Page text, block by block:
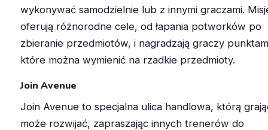
wykonywać samodzielnie lub z innymi graczami.
oferują różnorodne cele, od łapania potworków po
zbieranie przedmiotów, i nagradzają graczy
które można wymienić na rzadkie przedmioty.
Join Avenue
Join Avenue to specjalna ulica handlowa, którą
może rozwijać, zapraszając innych trenerów do